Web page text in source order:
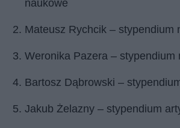
naukowe
Mateusz Rychcik – stypendium
Weronika Pazera – stypendium
Bartosz Dąbrowski –
Jakub Żelazny – stypendium